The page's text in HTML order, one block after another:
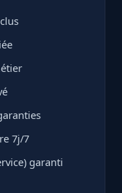
7j/7
garanti